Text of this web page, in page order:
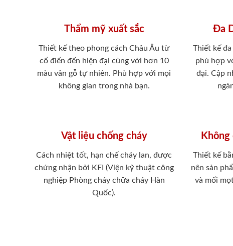
Thẩm mỹ xuất sắc
Thiết kế theo phong cách Châu Âu từ
cổ điển đến hiện đại cùng với hơn 10
màu vân gỗ tự nhiên. Phù hợp với mọi
không gian trong nhà bạn.
Đa
Thiết kế đa
phù hợp
đại. Cập
Vật liệu chống cháy
Cách nhiệt tốt, hạn chế cháy lan, được
chứng nhận bởi KFI (Viện kỹ thuật công
nghiệp Phòng cháy chữa cháy Hàn
Quốc).
Thiết kế
nên sản
và mối